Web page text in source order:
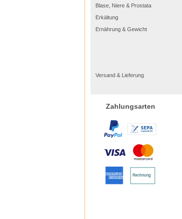
Blase, Niere & Prostata
Erkältung
Ernährung & Gewicht
Versand & Lieferung
Zahlungsarten